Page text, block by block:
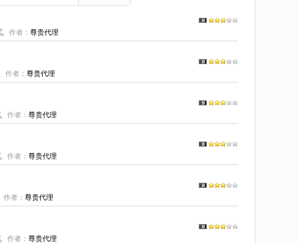
作者： 尊贵代理
作者： 尊贵代理
作者： 尊贵代理
作者： 尊贵代理
作者： 尊贵代理
作者： 尊贵代理